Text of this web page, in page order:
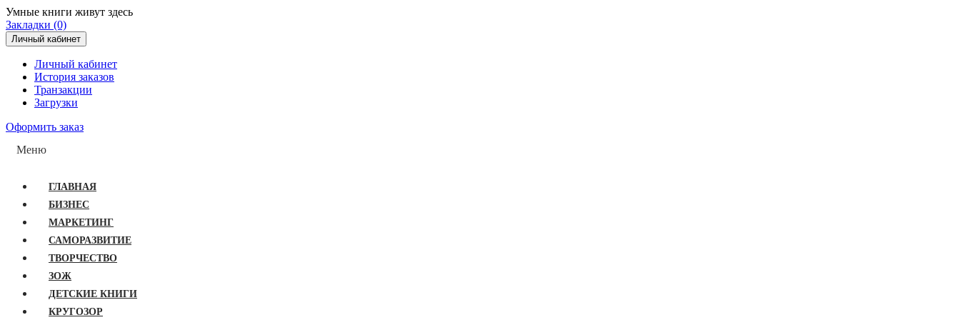
Умные книги живут здесь
Закладки (0)
Личный кабинет
Личный кабинет
История заказов
Транзакции
Загрузки
Оформить заказ
Меню
ГЛАВНАЯ
БИЗНЕС
МАРКЕТИНГ
САМОРАЗВИТИЕ
ТВОРЧЕСТВО
ЗОЖ
ДЕТСКИЕ КНИГИ
КРУГОЗОР